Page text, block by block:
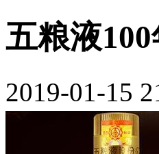
五粮液
2019-01-15